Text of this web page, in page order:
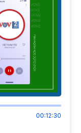
00:12:30